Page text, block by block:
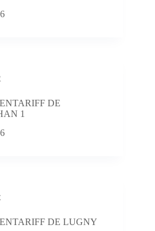
DE
1
DE LUGNY